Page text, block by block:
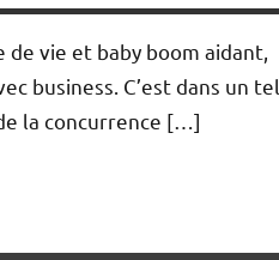
vie et baby boom aidant,
business. C’est dans un tel
la concurrence […]